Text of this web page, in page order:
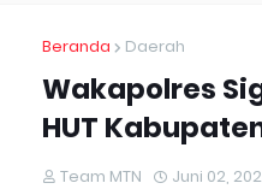
Beranda Daerah
Wakapolres
HUT
Team MTN Juni 02,